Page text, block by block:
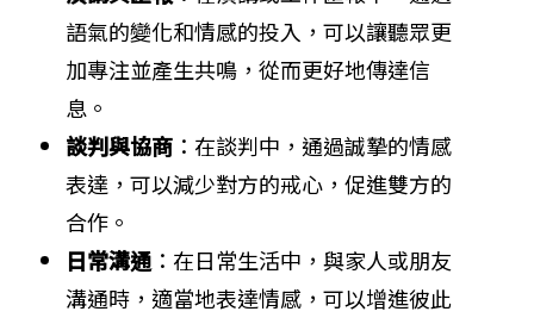
語氣的變化和情感的投入，可以讓聽眾更
加專注並產生共鳴，從而更好地傳達信
息。
談判與協商 ：在談判中，通過誠摯的情感
表達，可以減少對方的戒心，促進雙方的
合作。
日常溝通 ：在日常生活中，與家人或朋友
溝通時，適當地表達情感，可以增進彼此